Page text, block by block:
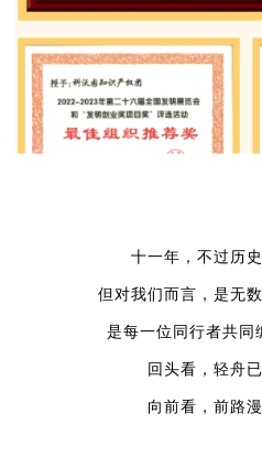
十一年，不过历
但对我们而言，是无
是每一位同行者共同
回头看，轻舟
向前看，前路